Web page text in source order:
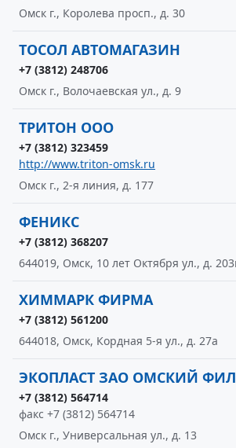
Омск г., Королева просп., д. 30
ТОСОЛ АВТОМАГАЗИН
+7 (3812) 248706
Омск г., Волочаевская ул., д. 9
ТРИТОН ООО
+7 (3812) 323459
http://www.triton-omsk.ru
Омск г., 2-я линия, д. 177
ФЕНИКС
+7 (3812) 368207
644019, Омск, 10 лет Октября ул., д.
ХИММАРК ФИРМА
+7 (3812) 561200
644018, Омск, Кордная 5-я ул., д. 27а
ЭКОПЛАСТ ЗАО ОМСКИЙ
+7 (3812) 564714
факс +7 (3812) 564714
Омск г., Универсальная ул., д. 13